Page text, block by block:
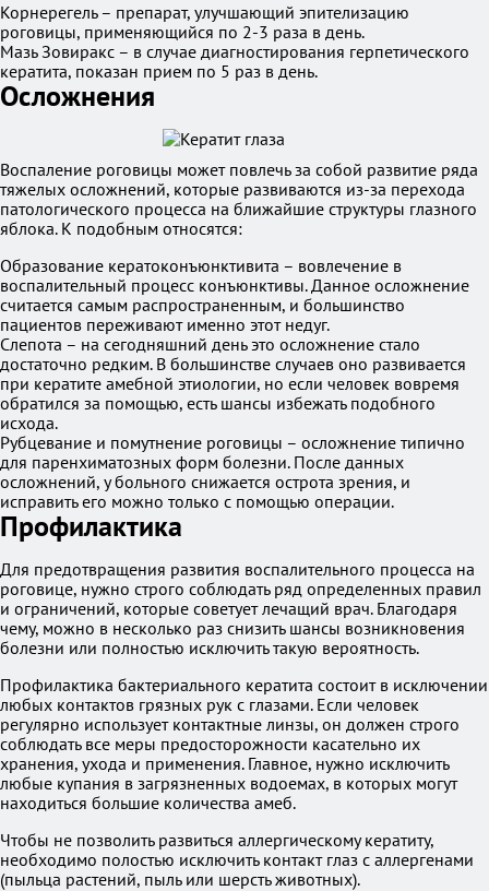
Корнерегель – препарат, улучшающий эпителизацию
роговицы, применяющийся по 2-3 раза в день.
Мазь Зовиракс – в случае диагностирования герпетического
кератита, показан прием по 5 раз в день.
Осложнения
Воспаление роговицы может повлечь за собой развитие ряда
тяжелых осложнений, которые развиваются из-за перехода
патологического процесса на ближайшие структуры глазного
яблока. К подобным относятся:
Образование кератоконъюнктивита – вовлечение в
воспалительный процесс конъюнктивы. Данное осложнение
считается самым распространенным, и большинство
пациентов переживают именно этот недуг.
Слепота – на сегодняшний день это осложнение стало
достаточно редким. В большинстве случаев оно развивается
при кератите амебной этиологии, но если человек вовремя
обратился за помощью, есть шансы избежать подобного
исхода.
Рубцевание и помутнение роговицы – осложнение типично
для паренхиматозных форм болезни. После данных
осложнений, у больного снижается острота зрения, и
исправить его можно только с помощью операции.
Профилактика
Для предотвращения развития воспалительного процесса на
роговице, нужно строго соблюдать ряд определенных правил
и ограничений, которые советует лечащий врач. Благодаря
чему, можно в несколько раз снизить шансы возникновения
болезни или полностью исключить такую вероятность.
Профилактика бактериального кератита состоит в исключении
любых контактов грязных рук с глазами. Если человек
регулярно использует контактные линзы, он должен строго
соблюдать все меры предосторожности касательно их
хранения, ухода и применения. Главное, нужно исключить
любые купания в загрязненных водоемах, в которых могут
находиться большие количества амеб.
Чтобы не позволить развиться аллергическому кератиту,
необходимо полостью исключить контакт глаз с аллергенами
(пыльца растений, пыль или шерсть животных).